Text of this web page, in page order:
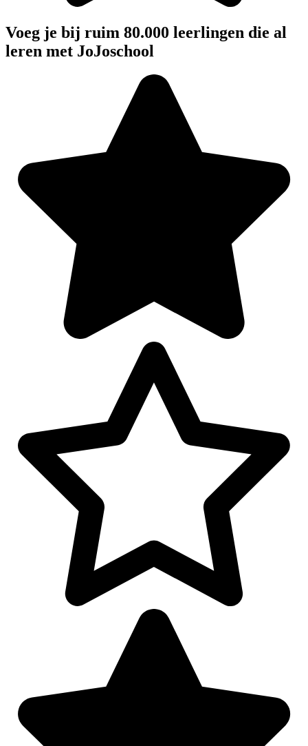
Voeg je bij ruim 80.000 leerlingen die al
leren met JoJoschool